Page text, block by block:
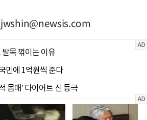
jwshin@newsis.com